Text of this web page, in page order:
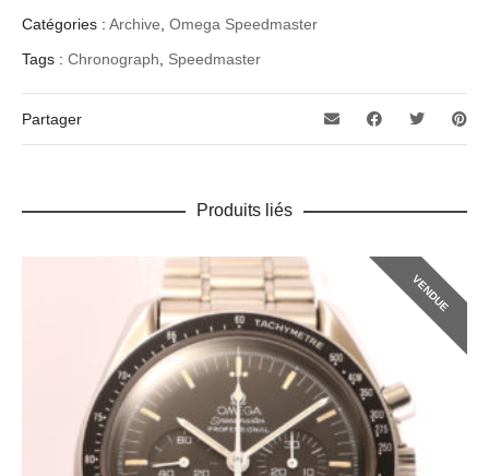
Catégories : Archive, Omega Speedmaster
Tags : Chronograph, Speedmaster
Partager
Produits liés
VENDUE